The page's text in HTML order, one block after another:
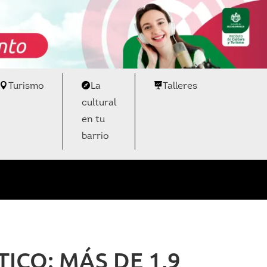
Turismo
La
cultural
en tu
barrio
Talleres
MÁS DE 1,9